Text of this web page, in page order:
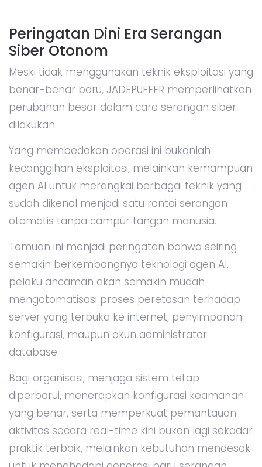
Peringatan Dini Era Serangan
Siber Otonom
Meski tidak menggunakan teknik eksploitasi yang
benar-benar baru, JADEPUFFER memperlihatkan
perubahan besar dalam cara serangan siber
dilakukan.
Yang membedakan operasi ini bukanlah
kecanggihan eksploitasi, melainkan kemampuan
agen AI untuk merangkai berbagai teknik yang
sudah dikenal menjadi satu rantai serangan
otomatis tanpa campur tangan manusia.
Temuan ini menjadi peringatan bahwa seiring
semakin berkembangnya teknologi agen AI,
pelaku ancaman akan semakin mudah
mengotomatisasi proses peretasan terhadap
server yang terbuka ke internet, penyimpanan
konfigurasi, maupun akun administrator
database.
Bagi organisasi, menjaga sistem tetap
diperbarui, menerapkan konfigurasi keamanan
yang benar, serta memperkuat pemantauan
aktivitas secara real-time kini bukan lagi sekadar
praktik terbaik, melainkan kebutuhan mendesak